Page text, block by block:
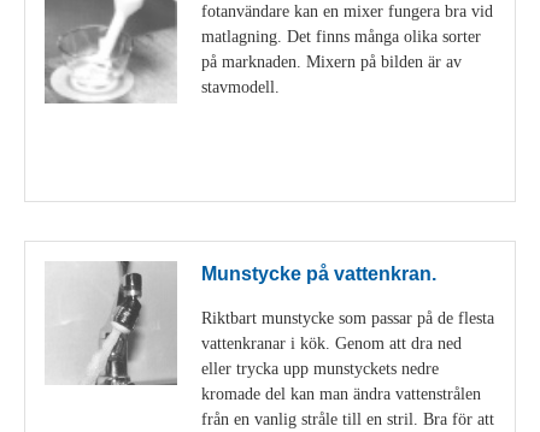
fotanvändare kan en mixer fungera bra vid
matlagning. Det finns många olika sorter
på marknaden. Mixern på bilden är av
stavmodell.
Munstycke på vattenkran.
Riktbart munstycke som passar på de flesta
vattenkranar i kök. Genom att dra ned
eller trycka upp munstyckets nedre
kromade del kan man ändra vattenstrålen
från en vanlig stråle till en stril. Bra för att